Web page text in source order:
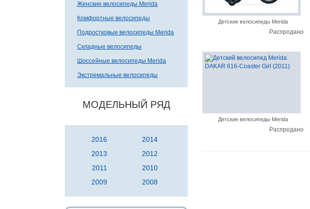
Женские велосипеды Merida
Комфортные велосипеды
Подростковые велосипеды Merida
Складные велосипеды
Шоссейные велосипеды Merida
Экстремальные велосипеды
МОДЕЛЬНЫЙ РЯД
2016
2014
2013
2012
2011
2010
2009
2008
Детские велосипеды Merida
Распродано
Детские велосипеды Merida
Распродано